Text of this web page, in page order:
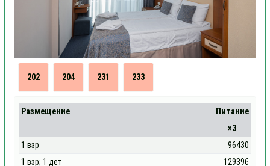
202 204 231 233
Размещение
Питание
×3
1 взр
96430
1 взр; 1 дет
129396